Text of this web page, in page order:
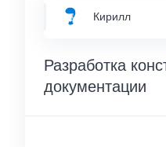
Кирилл
Разработка
документации